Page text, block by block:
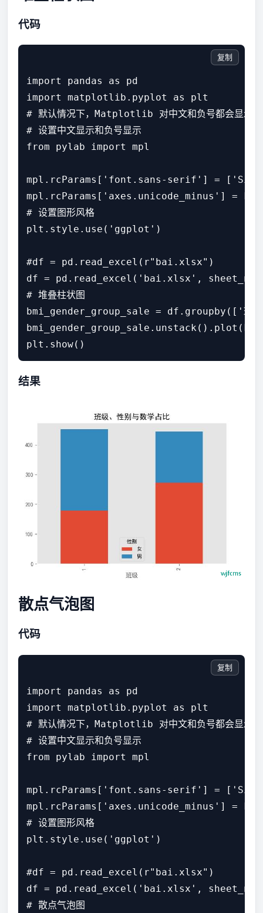
代码
import pandas as pd
import matplotlib.pyplot as plt
# 默认情况下，Matplotlib 对中文和负号都会显示为
# 设置中文显示和负号显示
from pylab import mpl
mpl.rcParams['font.sans-serif'] =
mpl.rcParams['axes.unicode_minus'] =
# 设置图形风格
plt.style.use('ggplot')
#df = pd.read_excel(r"bai.xlsx")
df = pd.read_excel('bai.xlsx',
# 堆叠柱状图
bmi_gender_group_sale = df.groupby(['
复制
结果
散点气泡图
代码
import pandas as pd
import matplotlib.pyplot as plt
# 默认情况下，Matplotlib 对中文和负号都会显示为
# 设置中文显示和负号显示
from pylab import mpl
mpl.rcParams['font.sans-serif'] =
mpl.rcParams['axes.unicode_minus'] =
# 设置图形风格
plt.style.use('ggplot')
#df = pd.read_excel(r"bai.xlsx")
df = pd.read_excel('bai.xlsx',
# 散点气泡图
复制